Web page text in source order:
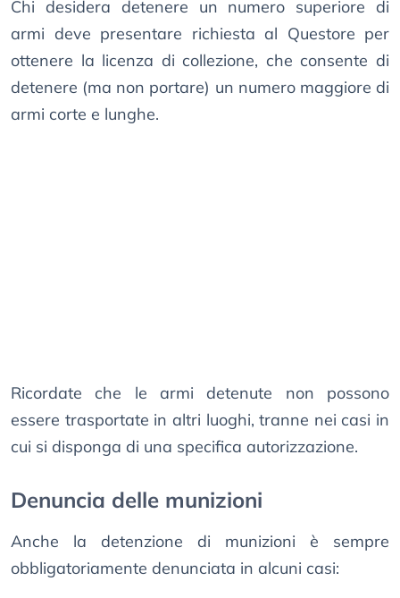
Chi desidera detenere un numero superiore di
armi deve presentare richiesta al Questore per
ottenere la licenza di collezione, che consente di
detenere (ma non portare) un numero maggiore di
armi corte e lunghe.
Ricordate che le armi detenute non possono
essere trasportate in altri luoghi, tranne nei casi in
cui si disponga di una specifica autorizzazione.
Denuncia delle munizioni
Anche la detenzione di munizioni è sempre
obbligatoriamente denunciata in alcuni casi: